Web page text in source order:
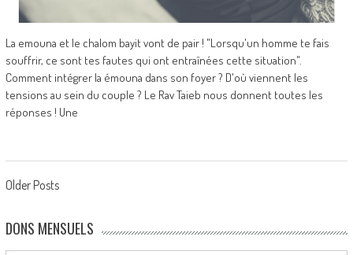
La emouna et le chalom bayit vont de pair ! "Lorsqu'un homme te fais
souffrir, ce sont tes fautes qui ont entraînées cette situation".
Comment intégrer la émouna dans son foyer ? D'où viennent les
tensions au sein du couple ? Le Rav Taieb nous donnent toutes les
réponses ! Une
Posts
navigation
Older Posts
DONS MENSUELS